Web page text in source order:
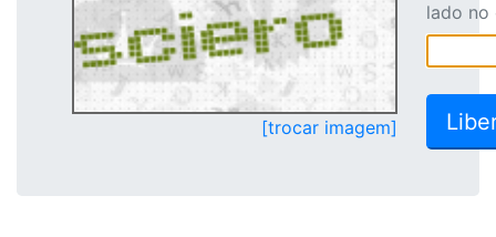
[trocar imagem]
lado no